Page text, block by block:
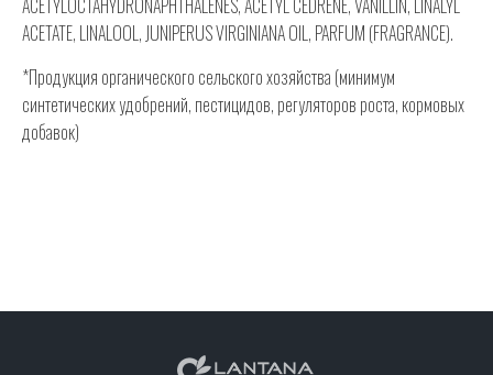
ACETYLOCTAHYDRONAPHTHALENES, ACETYL CEDRENE, VANILLIN, LINALYL
ACETATE, LINALOOL, JUNIPERUS VIRGINIANA OIL, PARFUM (FRAGRANCE).
*Продукция органического сельского хозяйства (минимум
синтетических удобрений, пестицидов, регуляторов роста, кормовых
добавок)